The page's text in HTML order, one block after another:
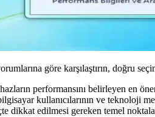
göre karşılaştırın, doğru
performansını belirleyen en
kullanıcılarının ve teknoloji
dikkat edilmesi gereken temel